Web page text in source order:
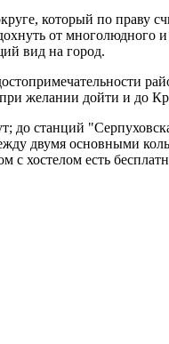
который по праву
от многолюдного
вид на город.
дойти и до
до станций
двумя основными
с хостелом есть